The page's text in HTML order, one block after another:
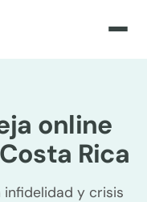
online
Rica
infidelidad y crisis